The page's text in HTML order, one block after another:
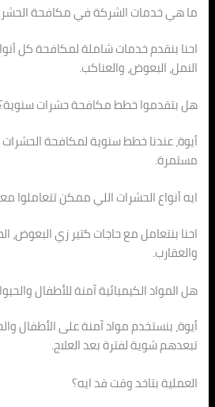
ما هي خدمات الشركة في مكافحة
احنا بنقدم خدمات شاملة لمكافحة كل
النمل، البعوض، والعناكب.
هل بتقدموا خطط مكافحة حشرات
أيوة، عندنا خطط سنوية لمكافحة
مستمرة.
ايه أنواع الحشرات اللي ممكن تتعاملوا
احنا بنتعامل مع حاجات كتير زي البعوض،
والعقارب.
هل المواد الكيميائية آمنة للأطفال
أيوة، بنستخدم مواد آمنة على الأطفال
تبعدهم شوية لفترة بعد العلاج.
العملية بتاخد وقت قد ايه؟